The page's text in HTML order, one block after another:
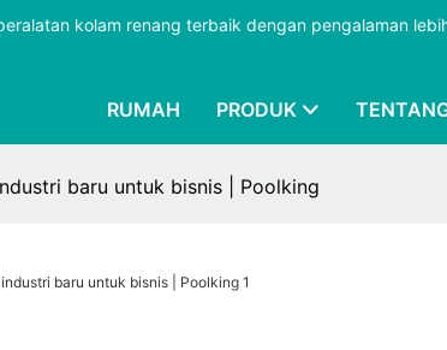
kolam renang terbaik dengan pengalaman
RUMAH PRODUK
baru untuk bisnis | Poolking